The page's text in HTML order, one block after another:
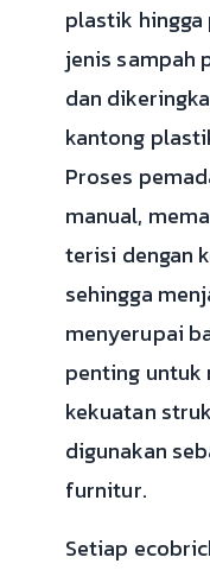
plastik hingga
jenis sampah
dan
kantong
Proses
manual,
terisi dengan
sehingga
menyerupai
penting
kekuatan
digunakan
furnitur.
Setiap